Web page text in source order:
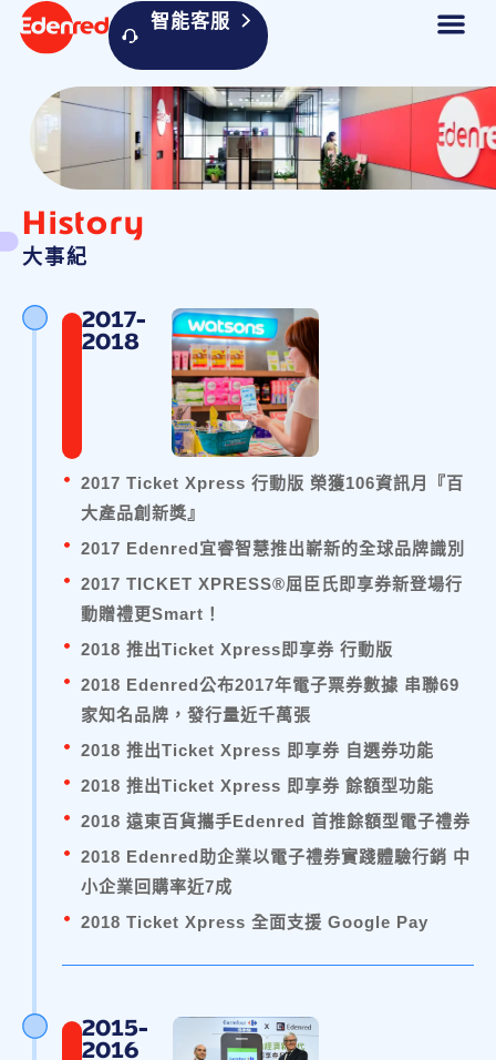
智能客服
History
大事紀
2017 Ticket Xpress 行動版 榮獲106資訊月『百
大產品創新獎』
2017 Edenred宜睿智慧推出嶄新的全球品牌識別
2017 TICKET XPRESS®屈臣氏即享券新登場行
動贈禮更Smart！
2018 推出Ticket Xpress即享券 行動版
2018 Edenred公布2017年電子票券數據 串聯69
家知名品牌，發行量近千萬張
2018 推出Ticket Xpress 即享券 自選券功能
2018 推出Ticket Xpress 即享券 餘額型功能
2018 遠東百貨攜手Edenred 首推餘額型電子禮券
2018 Edenred助企業以電子禮券實踐體驗行銷 中
小企業回購率近7成
2018 Ticket Xpress 全面支援 Google Pay
2017-
2018
2015-
2016